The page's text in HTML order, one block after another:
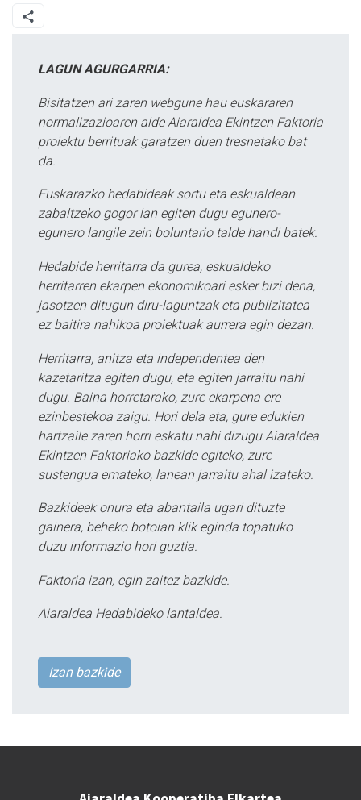
LAGUN AGURGARRIA:
Bisitatzen ari zaren webgune hau euskararen
normalizazioaren alde Aiaraldea Ekintzen Faktoria
proiektu berrituak garatzen duen tresnetako bat
da.
Euskarazko hedabideak sortu eta eskualdean
zabaltzeko gogor lan egiten dugu egunero-
egunero langile zein boluntario talde handi batek.
Hedabide herritarra da gurea, eskualdeko
herritarren ekarpen ekonomikoari esker bizi dena,
jasotzen ditugun diru-laguntzak eta publizitatea
ez baitira nahikoa proiektuak aurrera egin dezan.
Herritarra, anitza eta independentea den
kazetaritza egiten dugu, eta egiten jarraitu nahi
dugu. Baina horretarako, zure ekarpena ere
ezinbestekoa zaigu. Hori dela eta, gure edukien
hartzaile zaren horri eskatu nahi dizugu Aiaraldea
Ekintzen Faktoriako bazkide egiteko, zure
sustengua emateko, lanean jarraitu ahal izateko.
Bazkideek onura eta abantaila ugari dituzte
gainera, beheko botoian klik eginda topatuko
duzu informazio hori guztia.
Faktoria izan, egin zaitez bazkide.
Aiaraldea Hedabideko lantaldea.
Izan bazkide